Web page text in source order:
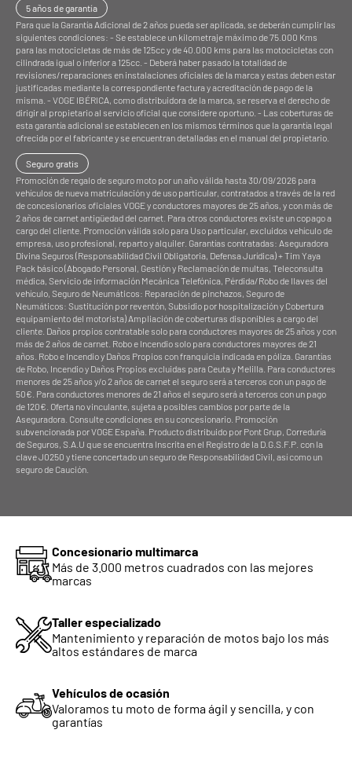
Asiento lumbar Sí
Iluminación Full LED
Freno de mano Sí
Arranque keyless Sí
Cámara frontal HD
Caballete lateral Sí
Parrilla Sí
5 años de garantía
Para que la Garantía Adicional de 2 años pueda ser aplicada, se deberán cumplir las
siguientes condiciones: - Se establece un kilometraje máximo de 75.000 Kms
para las motocicletas de más de 125cc y de 40.000 kms para las motocicletas con
cilindrada igual o inferior a 125cc. - Deberá haber pasado la totalidad de
revisiones/reparaciones en instalaciones oficiales de la marca y estas deben estar
justificadas mediante la correspondiente factura y acreditación de pago de la
misma. - VOGE IBÉRICA, como distribuidora de la marca, se reserva el derecho de
dirigir al propietario al servicio oficial que considere oportuno. - Las coberturas de
esta garantía adicional se establecen en los mismos términos que la garantía legal
ofrecida por el fabricante y se encuentran detalladas en el manual del propietario.
Seguro gratis
Promoción de regalo de seguro moto por un año válida hasta 30/09/2026 para
vehículos de nueva matriculación y de uso particular, contratados a través de la red
de concesionarios oficiales VOGE y conductores mayores de 25 años, y con más de
2 años de carnet antigüedad del carnet. Para otros conductores existe un copago a
cargo del cliente. Promoción válida solo para Uso particular, excluidos vehículo de
empresa, uso profesional, reparto y alquiler. Garantías contratadas: Aseguradora
Divina Seguros (Responsabilidad Civil Obligatoria, Defensa Jurídica) + Tim Yaya
Pack básico (Abogado Personal, Gestión y Reclamación de multas, Teleconsulta
médica, Servicio de información Mecánica Telefónica, Pérdida/Robo de llaves del
vehículo, Seguro de Neumáticos: Reparación de pinchazos, Seguro de
Neumáticos: Sustitución por reventón, Subsidio por hospitalización y Cobertura
equipamiento del motorista) Ampliación de coberturas disponibles a cargo del
cliente. Daños propios contratable solo para conductores mayores de 25 años y con
más de 2 años de carnet. Robo e Incendio solo para conductores mayores de 21
años. Robo e Incendio y Daños Propios con franquicia indicada en póliza. Garantías
de Robo, Incendio y Daños Propios excluidas para Ceuta y Melilla. Para conductores
menores de 25 años y/o 2 años de carnet el seguro será a terceros con un pago de
50€. Para conductores menores de 21 años el seguro será a terceros con un pago
de 120€. Oferta no vinculante, sujeta a posibles cambios por parte de la
Aseguradora. Consulte condiciones en su concesionario. Promoción
subvencionada por VOGE España. Producto distribuido por Pont Grup, Correduría
de Seguros, S.A.U que se encuentra Inscrita en el Registro de la D.G.S.F.P. con la
clave J0250 y tiene concertado un seguro de Responsabilidad Civil, así como un
seguro de Caución.
Concesionario multimarca
Más de 3.000 metros cuadrados con las mejores
marcas
Taller especializado
Mantenimiento y reparación de motos bajo los más
altos estándares de marca
Vehículos de ocasión
Valoramos tu moto de forma ágil y sencilla, y con
garantías